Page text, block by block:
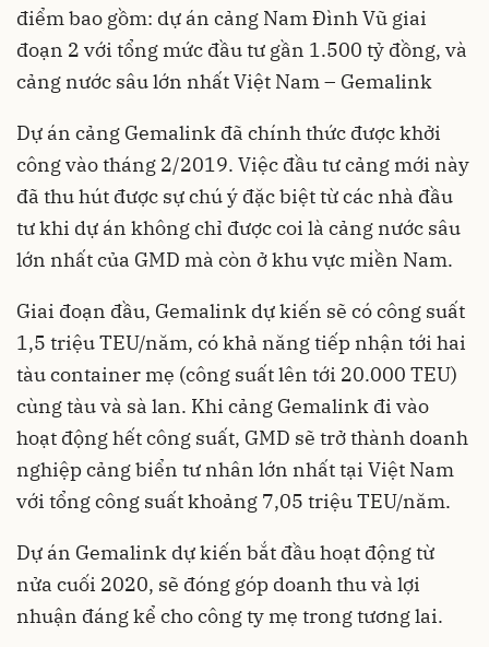
điểm bao gồm: dự án cảng Nam Đình Vũ giai
đoạn 2 với tổng mức đầu tư gần 1.500 tỷ đồng, và
cảng nước sâu lớn nhất Việt Nam – Gemalink
Dự án cảng Gemalink đã chính thức được khởi
công vào tháng 2/2019. Việc đầu tư cảng mới này
đã thu hút được sự chú ý đặc biệt từ các nhà đầu
tư khi dự án không chỉ được coi là cảng nước sâu
lớn nhất của GMD mà còn ở khu vực miền Nam.
Giai đoạn đầu, Gemalink dự kiến sẽ có công suất
1,5 triệu TEU/năm, có khả năng tiếp nhận tới hai
tàu container mẹ (công suất lên tới 20.000 TEU)
cùng tàu và sà lan. Khi cảng Gemalink đi vào
hoạt động hết công suất, GMD sẽ trở thành doanh
nghiệp cảng biển tư nhân lớn nhất tại Việt Nam
với tổng công suất khoảng 7,05 triệu TEU/năm.
Dự án Gemalink dự kiến bắt đầu hoạt động từ
nửa cuối 2020, sẽ đóng góp doanh thu và lợi
nhuận đáng kể cho công ty mẹ trong tương lai.